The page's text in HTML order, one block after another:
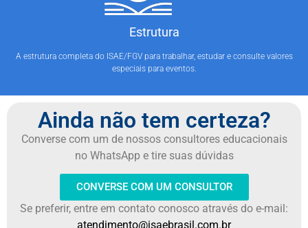
Estrutura
A estrutura completa do ISAE/FGV para trabalhar, estudar e consulte valores
especiais para eventos.
Ainda não tem certeza?
Converse com um de nossos consultores educacionais
no WhatsApp e tire suas dúvidas
CONVERSE COM UM CONSULTOR
Se preferir, entre em contato conosco através do e-mail:
atendimento@isaebrasil.com.br